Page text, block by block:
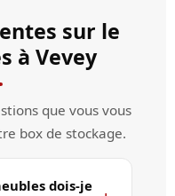
sur le
à Vevey
que vous vous
box de stockage.
dois-je